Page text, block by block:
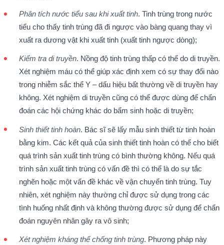
Phân tích nước tiểu sau khi xuất tinh. Tinh trùng trong nước
tiểu cho thấy tinh trùng đã đi ngược vào bàng quang thay vì
xuất ra dương vật khi xuất tinh (xuất tinh ngược dòng);
Kiểm tra di truyền. Nồng độ tinh trùng thấp có thể do di truyền.
Xét nghiệm máu có thể giúp xác định xem có sự thay đổi nào
trong nhiễm sắc thể Y – dấu hiệu bất thường về di truyền hay
không. Xét nghiệm di truyền cũng có thể được dùng để chẩn
đoán các hội chứng khác do bẩm sinh hoặc di truyền;
Sinh thiết tinh hoàn. Bác sĩ sẽ lấy mẫu sinh thiết từ tinh hoàn
bằng kim. Các kết quả của sinh thiết tinh hoàn có thể cho biết
quá trình sản xuất tinh trùng có bình thường không. Nếu quá
trình sản xuất tinh trùng có vấn đề thì có thể là do sự tắc
nghẽn hoặc một vấn đề khác về vận chuyển tinh trùng. Tuy
nhiên, xét nghiệm này thường chỉ được sử dụng trong các
tình huống nhất định và không thường được sử dụng để chẩn
đoán nguyên nhân gây ra vô sinh;
Xét nghiệm kháng thể chống tinh trùng. Phương pháp này